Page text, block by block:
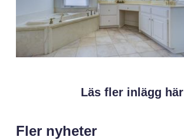
Läs fler inlägg här
Fler nyheter